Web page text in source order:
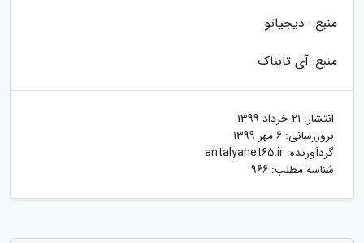
منبع : دیجیاتو
منبع: آی تابناک
انتشار: 21 خرداد 1399
بروزرسانی: 6 مهر 1399
گردآورنده: antalyanet65.ir
شناسه مطلب: 966